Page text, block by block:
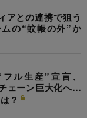
アとの連携で狙う
の“蚊帳の外”か
ル生産”宣言、
ェーン巨大化へ…
？